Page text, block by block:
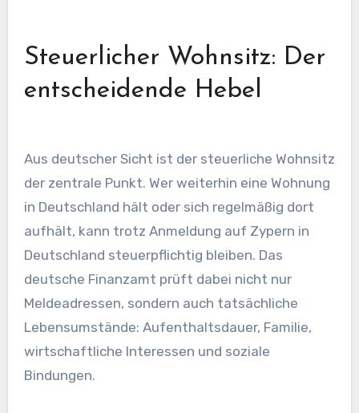
Steuerlicher Wohnsitz: Der
entscheidende Hebel
Aus deutscher Sicht ist der steuerliche Wohnsitz
der zentrale Punkt. Wer weiterhin eine Wohnung
in Deutschland hält oder sich regelmäßig dort
aufhält, kann trotz Anmeldung auf Zypern in
Deutschland steuerpflichtig bleiben. Das
deutsche Finanzamt prüft dabei nicht nur
Meldeadressen, sondern auch tatsächliche
Lebensumstände: Aufenthaltsdauer, Familie,
wirtschaftliche Interessen und soziale
Bindungen.